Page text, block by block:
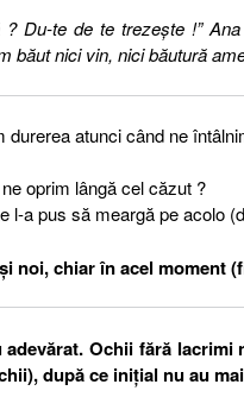
Du-te de te trezeşte !”
băut nici vin, nici băutură
durerea atunci când ne
oprim lângă cel căzut ?
l-a pus să meargă pe acolo
noi, chiar în acel moment
Ochii fără
după ce inițial nu au